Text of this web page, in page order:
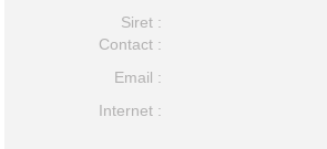
Siret :
Contact :
Email :
Internet :